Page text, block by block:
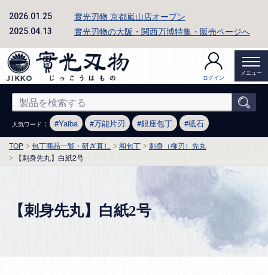
2026.01.25 實光刃物 京都嵐山店オープン
2025.04.13 實光刃物の大阪・関西万博特集・販売ページへ
ログイン
メニュー
人気ワード ： Yaiba 万能片刃 銀座包丁 砥石
TOP 包丁商品一覧・研ぎ直し 和包丁
刺身（柳刃）先丸
【刺身先丸】白紙2号
【刺身先丸】白紙2号